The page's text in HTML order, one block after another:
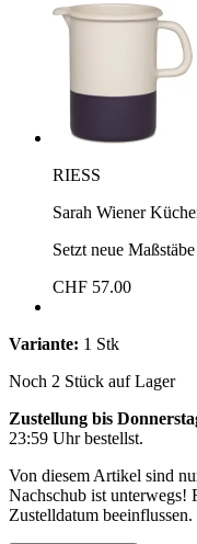
RIESS
Sarah Wiener
Setzt neue Maßstäbe
CHF 57.00
Variante: 1 Stk
Noch 2 Stück auf Lager
Zustellung bis
23:59 Uhrbestellst.
Von diesem Artikel sind
Nachschub ist unterwegs!
Zustelldatum beeinflussen.